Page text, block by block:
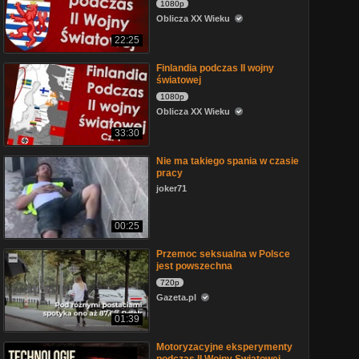
22:25
1080p
Oblicza XX Wieku
33:30
Finlandia podczas II wojny
światowej
1080p
Oblicza XX Wieku
00:25
Nie ma takiego spania w czasie
pracy
joker71
01:39
Przemoc seksualna w Polsce
jest powszechna
720p
Gazeta.pl
Motoryzacyjne eksperymenty